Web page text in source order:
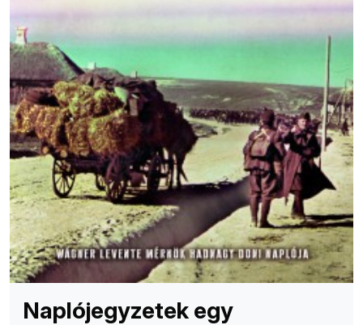
Naplójegyzetek egy